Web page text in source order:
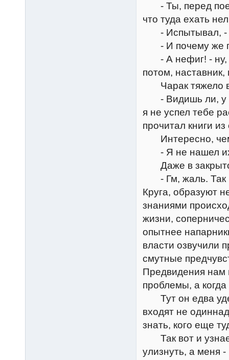
- Ты, перед
что туда ехать
- Испытывал, -
- И почему же
- А нефиг! - ну,
потом,
Чарак тяжело
- Видишь ли, у
я не успел тебе
прочитал книги
Интересно, чем
- Я не нашел их
Даже в
- Гм, жаль. Так
Круга, образуют
знаниями
жизни,
опытнее
власти озвучили
смутные
Предвидения нам
проблемы, а
Тут он едва
входят не
знать, кого еще
Так вот и
улизнуть, а меня